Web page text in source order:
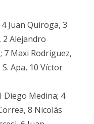
Juan Quiroga, 3
2 Alejandro
7 Maxi Rodríguez,
Apa, 10 Víctor
Diego Medina; 4
8 Nicolás